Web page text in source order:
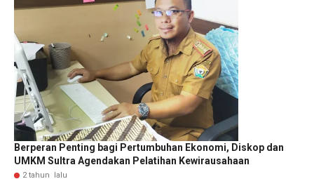
Berperan Penting bagi Pertumbuhan Ekonomi, Diskop dan
UMKM Sultra Agendakan Pelatihan Kewirausahaan
2 tahun lalu